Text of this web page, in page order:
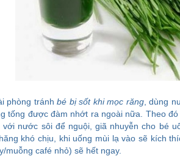
phòng tránhbé bị sốt khi mọc răng, dùng
tống được đàm nhớt ra ngoài nữa. Theo
với nước sôi để nguội, giã nhuyễn cho bé
khó chịu, khi uống mùi lạ vào sẽ kích
muỗng café nhỏ) sẽ hết ngay.